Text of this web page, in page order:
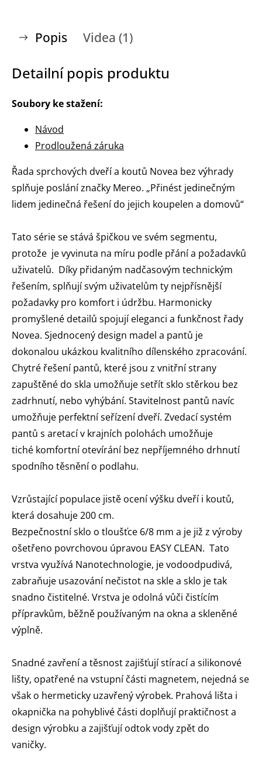
Popis Videa (1)
Detailní popis produktu
Soubory ke stažení:
Návod
Prodloužená záruka
Řada sprchových dveří a koutů Novea bez výhrady
splňuje poslání značky Mereo. „Přinést jedinečným
lidem jedinečná řešení do jejich koupelen a domovů“
Tato série se stává špičkou ve svém segmentu,
protože je vyvinuta na míru podle přání a požadavků
uživatelů. Díky přidaným nadčasovým technickým
řešením, splňují svým uživatelům ty nejpřísnější
požadavky pro komfort i údržbu. Harmonicky
promyšlené detailů spojují eleganci a funkčnost řady
Novea. Sjednocený design madel a pantů je
dokonalou ukázkou kvalitního dílenského zpracování.
Chytré řešení pantů, které jsou z vnitřní strany
zapuštěné do skla umožňuje setřít sklo stěrkou bez
zadrhnutí, nebo vyhýbání. Stavitelnost pantů navíc
umožňuje perfektní seřízení dveří. Zvedací systém
pantů s aretací v krajních polohách umožňuje
tiché komfortní otevírání bez nepříjemného drhnutí
spodního těsnění o podlahu.
Vzrůstající populace jistě ocení výšku dveří i koutů,
která dosahuje 200 cm.
Bezpečnostní sklo o tloušťce 6/8 mm a je již z výroby
ošetřeno povrchovou úpravou EASY CLEAN. Tato
vrstva využívá Nanotechnologie, je vodoodpudivá,
zabraňuje usazování nečistot na skle a sklo je tak
snadno čistitelné. Vrstva je odolná vůči čistícím
přípravkům, běžně používaným na okna a skleněné
výplně.
Snadné zavření a těsnost zajišťují stírací a silikonové
lišty, opatřené na vstupní části magnetem, nejedná se
však o hermeticky uzavřený výrobek. Prahová lišta i
okapnička na pohyblivé části doplňují praktičnost a
design výrobku a zajišťují odtok vody zpět do
vaničky.